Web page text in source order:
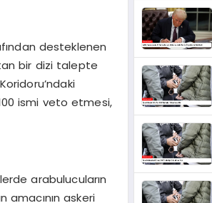
desteklenen
bir dizi talepte
ismi veto etmesi,
arabulucuların
amacının askeri